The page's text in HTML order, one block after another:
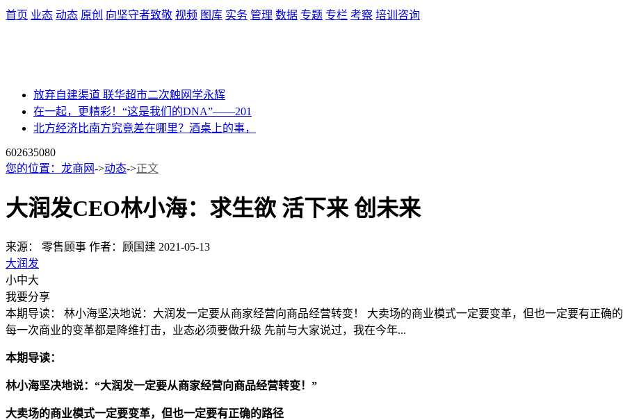
首页 业态 动态 原创 向坚守者致敬 视频 图库 实务 管理 数据 专题 专栏 考察 培训咨询
放弃自建渠道 联华超市二次触网学永辉
在一起，更精彩！“这是我们的DNA”——201
北方经济比南方究竟差在哪里？酒桌上的事，
602635080
您的位置： 龙商网->动态->正文
大润发CEO林小海：求生欲 活下来 创未来
来源： 零售顾事 作者：顾国建 2021-05-13
大润发
小中大
我要分享
本期导读： 林小海坚决地说：大润发一定要从商家经营向商品经营转变！ 大卖场的商业模式一定要变革，但也一定要有正确
每一次商业的变革都是降维打击，业态必须要做升级 先前与大家说过，我在今年...
本期导读：
林小海坚决地说：“大润发一定要从商家经营向商品经营转变！”
大卖场的商业模式一定要变革，但也一定要有正确的路径